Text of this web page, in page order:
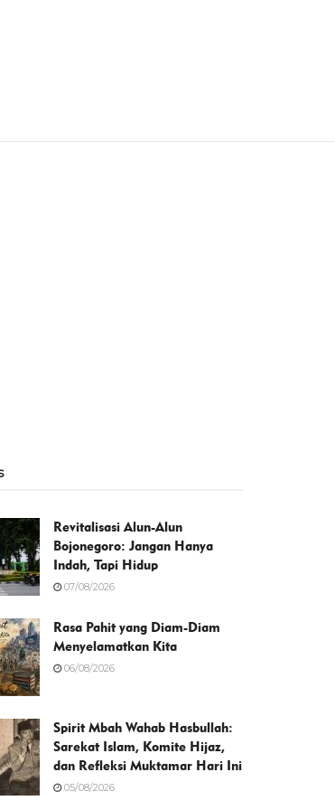
Revitalisasi Alun-Alun
Bojonegoro: Jangan Hanya
Indah, Tapi Hidup
07/08/2026
Rasa Pahit yang Diam-Diam
Menyelamatkan Kita
06/08/2026
Spirit Mbah Wahab Hasbullah:
Sarekat Islam, Komite Hijaz,
dan Refleksi Muktamar Hari Ini
05/08/2026